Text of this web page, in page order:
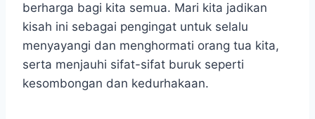
berharga bagi kita semua. Mari kita jadikan
kisah ini sebagai pengingat untuk selalu
menyayangi dan menghormati orang tua kita,
serta menjauhi sifat-sifat buruk seperti
kesombongan dan kedurhakaan.